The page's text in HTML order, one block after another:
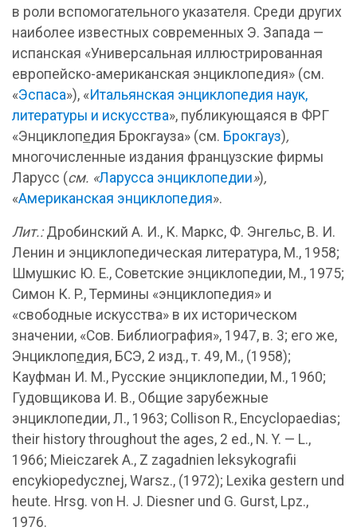
в роли вспомогательного указателя. Среди других
наиболее известных современных Э. Запада —
испанская «Универсальная иллюстрированная
европейско-американская энциклопедия» (см.
«Эспаса»), «Итальянская энциклопедия наук,
литературы и искусства», публикующаяся в ФРГ
«Энциклопедия Брокгауза» (см. Брокгауз),
многочисленные издания французские фирмы
Ларусс (см. «Ларусса энциклопедии»),
«Американская энциклопедия».
Лит.:Дробинский А. И., К. Маркс, Ф. Энгельс, В. И.
Ленин и энциклопедическая литература, М., 1958;
Шмушкис Ю. Е., Советские энциклопедии, М., 1975;
Симон К. P., Термины «энциклопедия» и
«свободные искусства» в их историческом
значении, «Сов. Библиография», 1947, в. 3; его же,
Энциклопедия, БСЭ, 2 изд., т. 49, М., (1958);
Кауфман И. М., Русские энциклопедии, М., 1960;
Гудовщикова И. В., Общие зарубежные
энциклопедии, Л., 1963; Collison R., Encyclopaedias;
their history throughout the ages, 2 ed., N. Y. — L.,
1966; Mieiczarek A., Z zagadnien leksykografii
encykiopedycznej, Warsz., (1972); Lexika gestern und
heute. Hrsg. von Н. J. Diesner und G. Gurst, Lpz.,
1976.